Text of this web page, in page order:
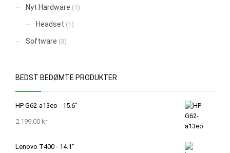
Nyt Hardware (1)
Headset (1)
Software (3)
BEDST BEDØMTE PRODUKTER
HP G62-a13eo - 15.6"
2.199,00 kr.
Lenovo T400 - 14.1"